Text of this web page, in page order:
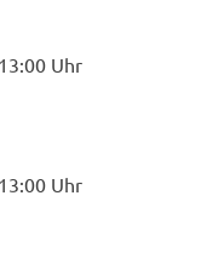
Uhr
Uhr